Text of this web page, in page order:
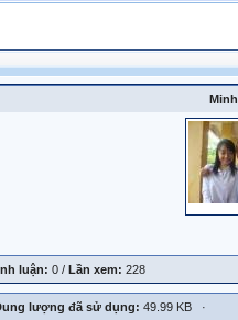
luận: 0 / Lần xem: 228
lượng đã sử dụng: 49.99 KB ·